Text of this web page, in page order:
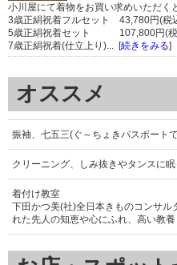
小川屋にて着物をお買い求めいただく
3歳正絹祝着フルセット 43,780円(税
5歳正絹祝着セット 107,800円(税
7歳正絹祝着(仕立上り)... [続きをみる]
オススメ
振袖、七五三(ぐ～ちょきパスポート
クリーニング、しみ抜きやタンスに
着付け教室
下田かつ美(社)全日本きものコンサ
れた先人の知恵や心にふれ、高い教養